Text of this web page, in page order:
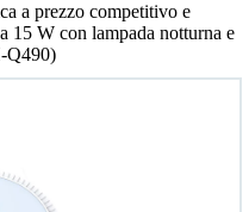
a prezzo competitivo e
15 W con lampada notturna e
Q490)